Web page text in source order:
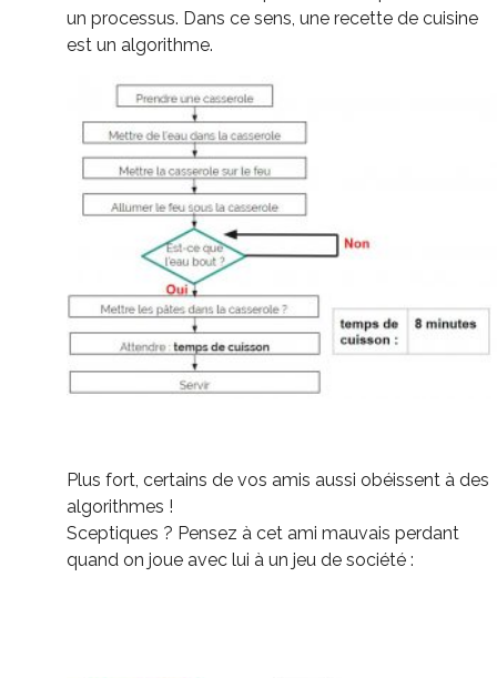
un processus. Dans ce sens, une recette de cuisine
est un algorithme.
Plus fort, certains de vos amis aussi obéissent à des
algorithmes !
Sceptiques ? Pensez à cet ami mauvais perdant
quand on joue avec lui à un jeu de société :